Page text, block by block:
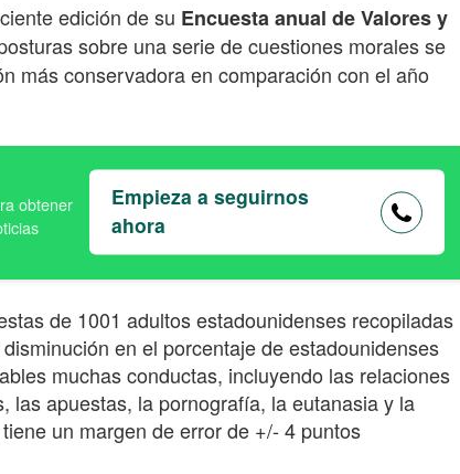
edición de su Encuesta anual de Valores y
sobre una serie de cuestiones morales se
más conservadora en comparación con el año
Empieza a seguirnos
ahora
de 1001 adultos estadounidenses recopiladas
en el porcentaje de estadounidenses
muchas conductas, incluyendo las relaciones
las apuestas, la pornografía, la eutanasia y la
un margen de error de +/- 4 puntos